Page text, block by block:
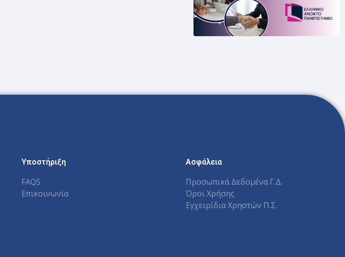
Υποστήριξη
FAQS
Επικοινωνία
Ασφάλεια
Προσωπικά Δεδομένα Γ.Δ.
Όροι Χρήσης
Εγχειρίδια Χρηστών Π.Σ.